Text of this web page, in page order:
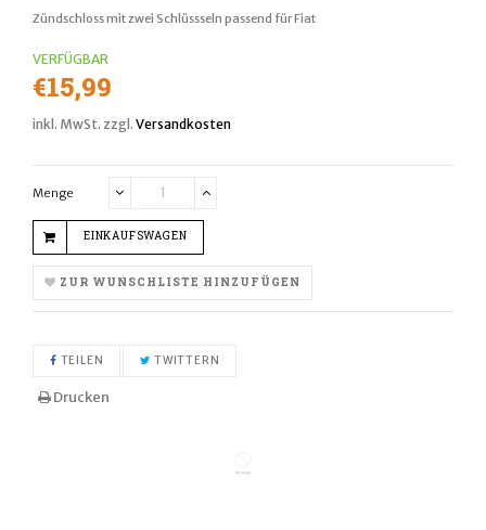
Zündschloss mit zwei Schlüssseln passend für Fiat
VERFÜGBAR
Normaler
Preis
€15,99
inkl. MwSt. zzgl. Versandkosten
Menge
missing:
de.cart.general.reduce_quantity
EINKAUFSWAGEN
ZUR WUNSCHLISTE HINZUFÜGEN
TEILEN AUF FACEBOOK TEILEN
TWITTERN
Drucken